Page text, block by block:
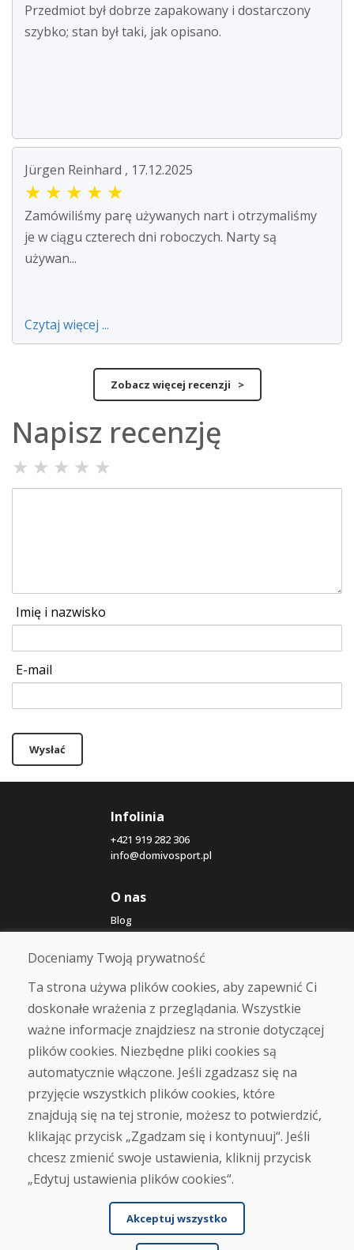
Przedmiot był dobrze zapakowany i dostarczony
szybko; stan był taki, jak opisano.
Jürgen Reinhard , 17.12.2025
★ ★ ★ ★ ★
Zamówiliśmy parę używanych nart i otrzymaliśmy
je w ciągu czterech dni roboczych. Narty są
używan...
Czytaj więcej ...
Zobacz więcej recenzji >
Napisz recenzję
★ ★ ★ ★ ★
Imię i nazwisko
E-mail
Wysłać
Infolinia
+421 919 282 306
info@domivosport.pl
O nas
Blog
O nas
Sklep
Kontakt
Zakup
Sklep internetowy
Warunki handlowe
Transport
Zapłata
Skarga
Zwrot i wymiana towaru
Ochrona danych osobowych
Cookies
Doceniamy Twoją prywatność
Ta strona używa plików cookies, aby zapewnić Ci
doskonałe wrażenia z przeglądania. Wszystkie
ważne informacje znajdziesz na stronie dotyczącej
plików cookies. Niezbędne pliki cookies są
automatycznie włączone. Jeśli zgadzasz się na
przyjęcie wszystkich plików cookies, które
znajdują się na tej stronie, możesz to potwierdzić,
klikając przycisk „Zgadzam się i kontynuuj“. Jeśli
chcesz zmienić swoje ustawienia, kliknij przycisk
„Edytuj ustawienia plików cookies“.
Akceptuj wszystko